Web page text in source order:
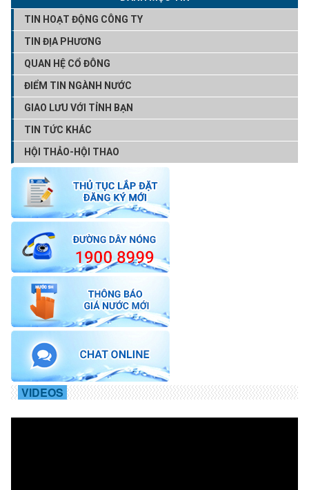
TIN HOẠT ĐỘNG CÔNG TY
TIN ĐỊA PHƯƠNG
QUAN HỆ CỔ ĐÔNG
ĐIỂM TIN NGÀNH NƯỚC
GIAO LƯU VỚI TỈNH BẠN
TIN TỨC KHÁC
HỘI THẢO-HỘI THAO
VIDEOS